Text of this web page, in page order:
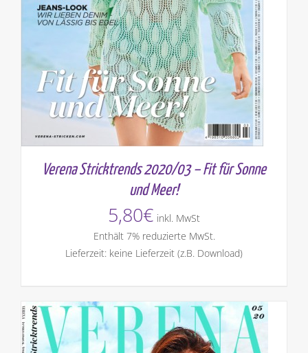
Verena Stricktrends 2020/03 – Fit für Sonne
und Meer!
5,80€ inkl. MwSt
Enthält 7% reduzierte MwSt.
Lieferzeit: keine Lieferzeit (z.B. Download)